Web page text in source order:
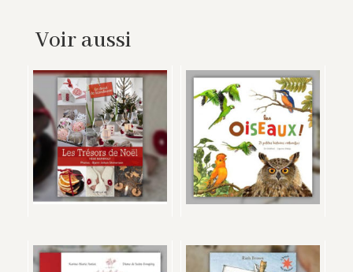
Voir aussi